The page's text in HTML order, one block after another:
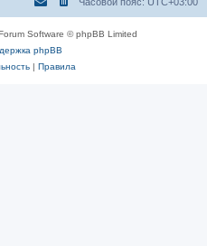
Software © phpBB Limited
phpBB
| Правила